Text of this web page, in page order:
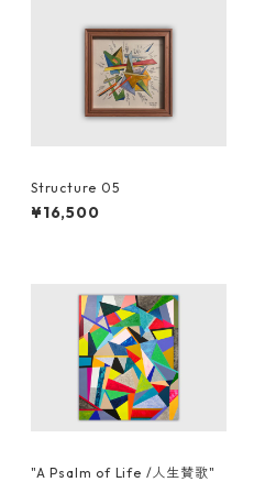
Structure 05
¥16,500
"A Psalm of Life /人生賛歌"